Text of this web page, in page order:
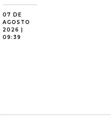
07 DE
AGOSTO
2026 |
09:39